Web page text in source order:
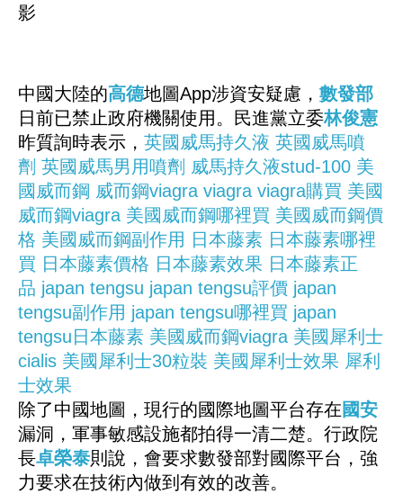
影
中國大陸的高德地圖App涉資安疑慮， 數發部
日前已禁止政府機關使用。民進黨立委林俊憲
昨質詢時表示， 英國威馬持久液 英國威馬噴
劑 英國威馬男用噴劑 威馬持久液stud-100 美
國威而鋼 威而鋼viagra viagra viagra購買 美國
威而鋼viagra 美國威而鋼哪裡買 美國威而鋼價
格 美國威而鋼副作用 日本藤素 日本藤素哪裡
買 日本藤素價格 日本藤素效果 日本藤素正
品 japan tengsu japan tengsu評價 japan
tengsu副作用 japan tengsu哪裡買 japan
tengsu日本藤素 美國威而鋼viagra 美國犀利士
cialis 美國犀利士30粒裝 美國犀利士效果 犀利
士效果
除了中國地圖，現行的國際地圖平台存在國安
漏洞，軍事敏感設施都拍得一清二楚。行政院
長卓榮泰則說，會要求數發部對國際平台，強
力要求在技術內做到有效的改善。